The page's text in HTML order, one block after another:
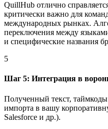
QuillHub отлично
критически важно для
международных рынках.
переключения между
и специфические названия
5
Шаг 5: Интеграция в
Полученный текст,
импорта в вашу
Salesforce и др.).